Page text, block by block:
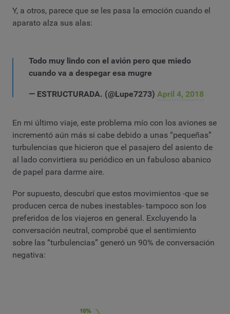
Y, a otros, parece que se les pasa la emoción cuando el
aparato alza sus alas:
Todo muy lindo con el avión pero que miedo
cuando va a despegar esa mugre
— ESTRUCTURADA. (@Lupe7273) April 4, 2018
En mi último viaje, este problema mío con los aviones se
incrementó aún más si cabe debido a unas “pequeñas”
turbulencias que hicieron que el pasajero del asiento de
al lado convirtiera su periódico en un fabuloso abanico
de papel para darme aire.
Por supuesto, descubrí que estos movimientos -que se
producen cerca de nubes inestables- tampoco son los
preferidos de los viajeros en general. Excluyendo la
conversación neutral, comprobé que el sentimiento
sobre las “turbulencias” generó un 90% de conversación
negativa: